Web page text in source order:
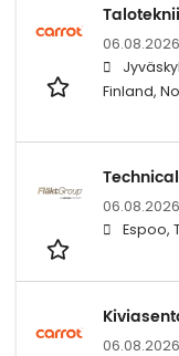
Finland,
Espoo,